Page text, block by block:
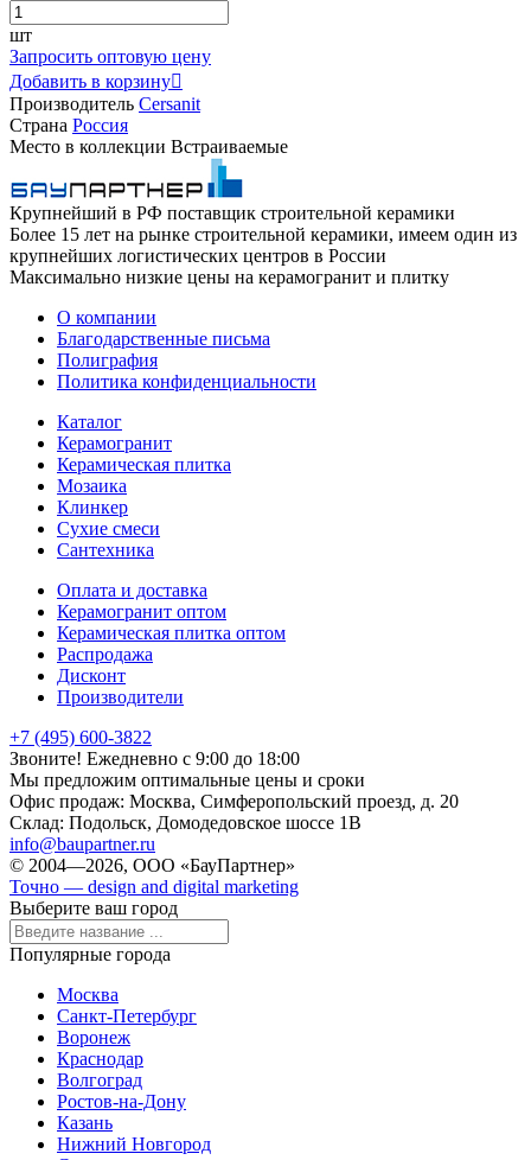
шт
Запросить оптовую цену
Добавить в корзину
Производитель Cersanit
Страна Россия
Место в коллекции Встраиваемые
Крупнейший в РФ поставщик строительной керамики
Более 15 лет на рынке строительной керамики, имеем один из
крупнейших логистических центров в России
Максимально низкие цены на керамогранит и плитку
О компании
Благодарственные письма
Полиграфия
Политика конфиденциальности
Каталог
Керамогранит
Керамическая плитка
Мозаика
Клинкер
Сухие смеси
Сантехника
Оплата и доставка
Керамогранит оптом
Керамическая плитка оптом
Распродажа
Дисконт
Производители
+7 (495) 600-3822
Звоните! Ежедневно с 9:00 до 18:00
Мы предложим оптимальные цены и сроки
Офис продаж: Москва, Симферопольский проезд, д. 20
Склад: Подольск, Домодедовское шоссе 1В
info@baupartner.ru
© 2004—2026, ООО «БауПартнер»
Точно — design and digital marketing
Выберите ваш город
Популярные города
Москва
Санкт-Петербург
Воронеж
Краснодар
Волгоград
Ростов-на-Дону
Казань
Нижний Новгород